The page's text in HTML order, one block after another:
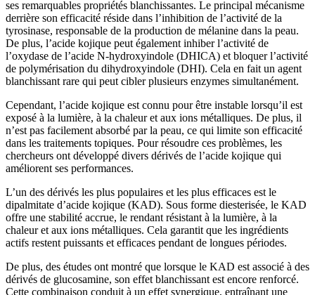
ses remarquables propriétés blanchissantes. Le principal mécanisme
derrière son efficacité réside dans l’inhibition de l’activité de la
tyrosinase, responsable de la production de mélanine dans la peau.
De plus, l’acide kojique peut également inhiber l’activité de
l’oxydase de l’acide N-hydroxyindole (DHICA) et bloquer l’activité
de polymérisation du dihydroxyindole (DHI). Cela en fait un agent
blanchissant rare qui peut cibler plusieurs enzymes simultanément.
Cependant, l’acide kojique est connu pour être instable lorsqu’il est
exposé à la lumière, à la chaleur et aux ions métalliques. De plus, il
n’est pas facilement absorbé par la peau, ce qui limite son efficacité
dans les traitements topiques. Pour résoudre ces problèmes, les
chercheurs ont développé divers dérivés de l’acide kojique qui
améliorent ses performances.
L’un des dérivés les plus populaires et les plus efficaces est le
dipalmitate d’acide kojique (KAD). Sous forme diesterisée, le KAD
offre une stabilité accrue, le rendant résistant à la lumière, à la
chaleur et aux ions métalliques. Cela garantit que les ingrédients
actifs restent puissants et efficaces pendant de longues périodes.
De plus, des études ont montré que lorsque le KAD est associé à des
dérivés de glucosamine, son effet blanchissant est encore renforcé.
Cette combinaison conduit à un effet synergique, entraînant une